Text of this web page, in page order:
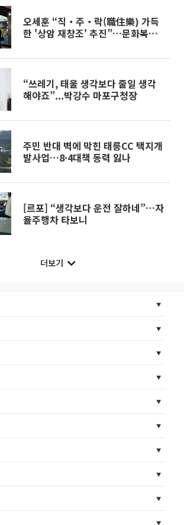
오세훈 “직‧주‧락(職住樂) 가득
한 '상암 재창조' 추진”…문화복합
“쓰레기, 태울 생각보다 줄일 생각
해야죠”...박강수 마포구청장
주민 반대 벽에 막힌 태릉CC 택지개
발사업…8·4대책 동력 잃나
[르포] “생각보다 운전 잘하네”…자
율주행차 타보니
더보기